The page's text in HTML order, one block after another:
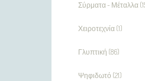
Σύρματα - Μέταλλα
Χειροτεχνία (1)
Γλυπτική (86)
Ψηφιδωτό (21)